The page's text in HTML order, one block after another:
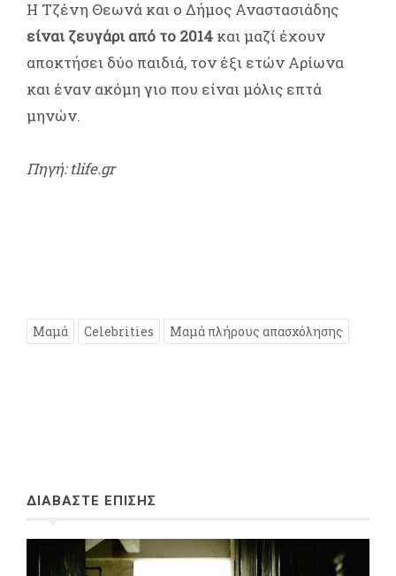
Η Τζένη Θεωνά και ο Δήμος Αναστασιάδης
είναι ζευγάρι από το 2014 και μαζί έχουν
αποκτήσει δύο παιδιά, τον έξι ετών Αρίωνα
και έναν ακόμη γιο που είναι μόλις επτά
μηνών.
Πηγή: tlife.gr
Μαμά Celebrities Μαμά πλήρους απασχόλησης
ΔΙΑΒΑΣΤΕ ΕΠΙΣΗΣ